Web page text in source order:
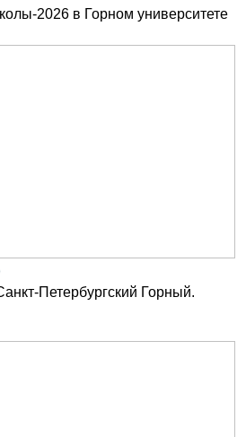
2026 в Горном университете
Петербургский Горный.